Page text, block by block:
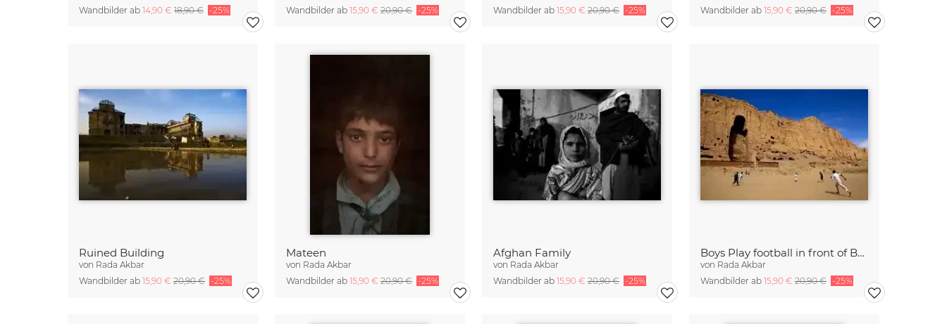
Wandbilder ab 14,90 € 18,90 € -25%
Wandbilder ab 15,90 € 20,90 € -25%
Wandbilder ab 15,90 € 20,90 € -25%
Wandbilder ab 15,90 € 20,90 € -25%
Ruined Building
von Rada Akbar
Wandbilder ab 15,90 € 20,90 € -25%
Mateen
von Rada Akbar
Wandbilder ab 15,90 € 20,90 € -25%
Afghan Family
von Rada Akbar
Wandbilder ab 15,90 € 20,90 € -25%
Boys Play football in front of Buddha
von Rada Akbar
Wandbilder ab 15,90 € 20,90 € -25%